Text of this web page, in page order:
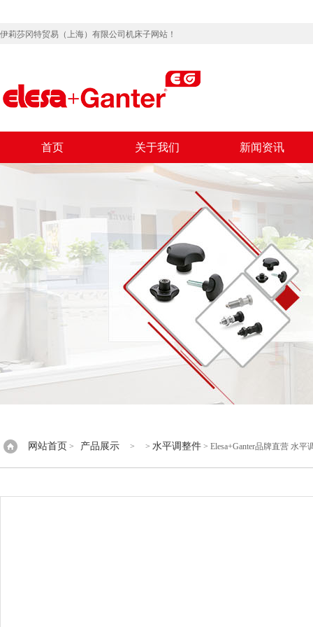
伊莉莎冈特贸易（上海）有限公司机床子网站！
首页 关于我们 新闻资讯
网站首页 > 产品展示 > > 水平调整件 > Elesa+Ganter品牌直营 水